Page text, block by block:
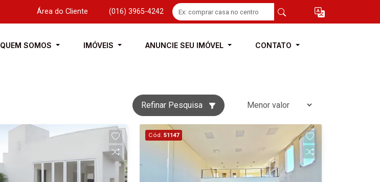
Área do Cliente (016) 3965-4242
QUEM SOMOS IMÓVEIS ANUNCIE SEU IMÓVEL CONTATO
Refinar Pesquisa
Cód. 51147